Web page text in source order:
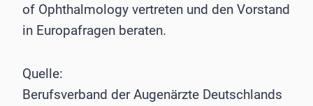
of Ophthalmology vertreten und den Vorstand
in Europafragen beraten.
Quelle:
Berufsverband der Augenärzte Deutschlands